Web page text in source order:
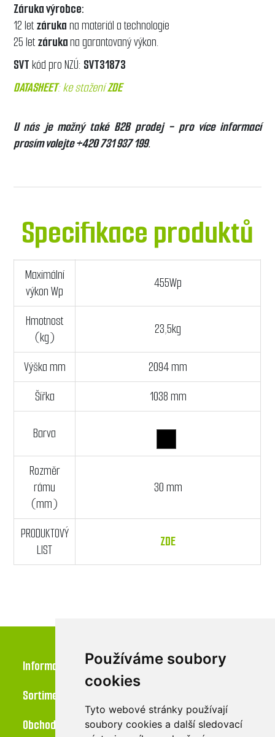
Používáme soubory
cookies
Tyto webové stránky používají
soubory cookies a další sledovací
Záruka výrobce:
12 letzárukana materiál a technologie
25 letzárukana garantovaný výkon.
SVTkód pro NZÚ: SVT31873
DATASHEET: ke staženíZDE
U nás je možný také B2B prodej - pro více informací
prosím volejte +420 731 937 199.
Specifikace produktů
Maximální
výkon Wp
455Wp
Hmotnost
(kg)
23,5kg
Výška mm
2094 mm
Šířka
1038 mm
Barva
Rozměr
rámu
(mm)
30 mm
PRODUKTOVÝ
LIST
ZDE
Informace
Sortiment
Obchod